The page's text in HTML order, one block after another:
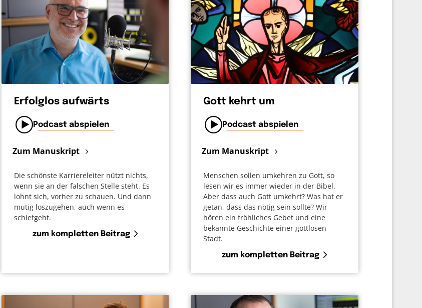
Erfolglos aufwärts
Podcast abspielen
Zum Manuskript
Die schönste Karriereleiter nützt nichts,
wenn sie an der falschen Stelle steht. Es
lohnt sich, vorher zu schauen. Und dann
mutig loszugehen, auch wenn es
schiefgeht.
zum kompletten Beitrag
Gott kehrt um
Podcast abspielen
Zum Manuskript
Menschen sollen umkehren zu Gott, so
lesen wir es immer wieder in der Bibel.
Aber dass auch Gott umkehrt? Was hat er
getan, dass das nötig sein sollte? Wir
hören ein fröhliches Gebet und eine
bekannte Geschichte einer gottlosen
Stadt.
zum kompletten Beitrag